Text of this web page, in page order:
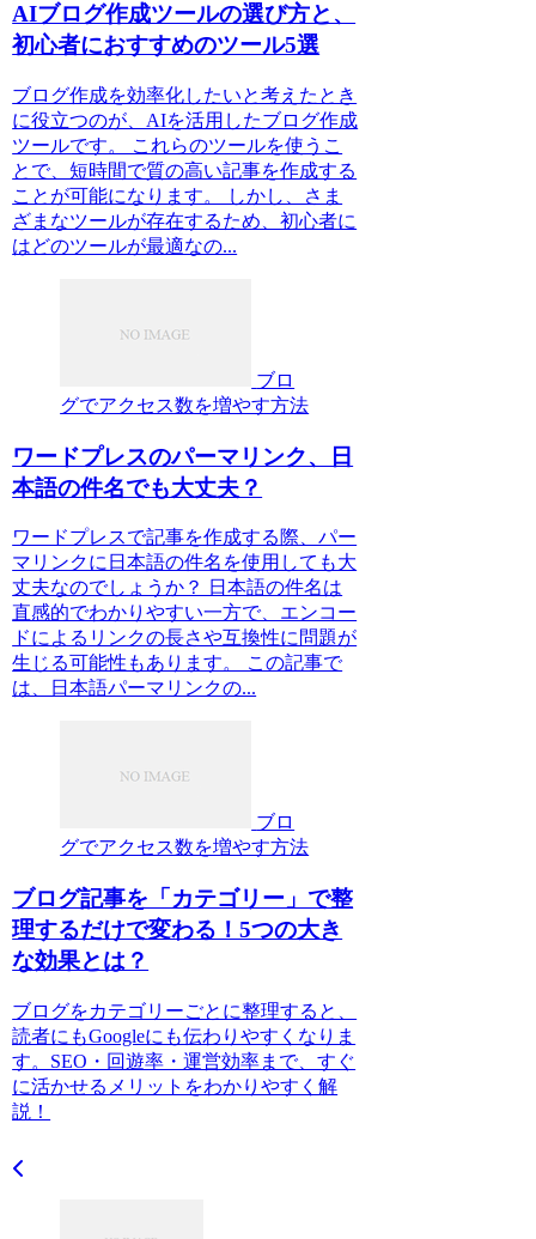
AIブログ作成ツールの選び方と、
初心者におすすめのツール5選
ブログ作成を効率化したいと考えたとき
に役立つのが、AIを活用したブログ作成
ツールです。 これらのツールを使うこ
とで、短時間で質の高い記事を作成する
ことが可能になります。 しかし、さま
ざまなツールが存在するため、初心者に
はどのツールが最適なの...
ブロ
グでアクセス数を増やす方法
ワードプレスのパーマリンク、日
本語の件名でも大丈夫？
ワードプレスで記事を作成する際、パー
マリンクに日本語の件名を使用しても大
丈夫なのでしょうか？ 日本語の件名は
直感的でわかりやすい一方で、エンコー
ドによるリンクの長さや互換性に問題が
生じる可能性もあります。 この記事で
は、日本語パーマリンクの...
ブロ
グでアクセス数を増やす方法
ブログ記事を「カテゴリー」で整
理するだけで変わる！5つの大き
な効果とは？
ブログをカテゴリーごとに整理すると、
読者にもGoogleにも伝わりやすくなりま
す。SEO・回遊率・運営効率まで、すぐ
に活かせるメリットをわかりやすく解
説！